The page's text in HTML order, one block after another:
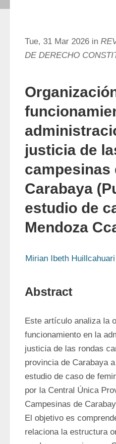
Tue, 31 Mar 2026 in
DE DERECHO
justicia de
campesinas
Carabaya
estudio de
Mendoza
Mirian Ibeth
Abstract
Este artículo analiza la
funcionamiento en la
justicia de las rondas
provincia de Carabaya
estudio de caso de
por la Central Única
Campesinas de
El objetivo es
relaciona la estructura